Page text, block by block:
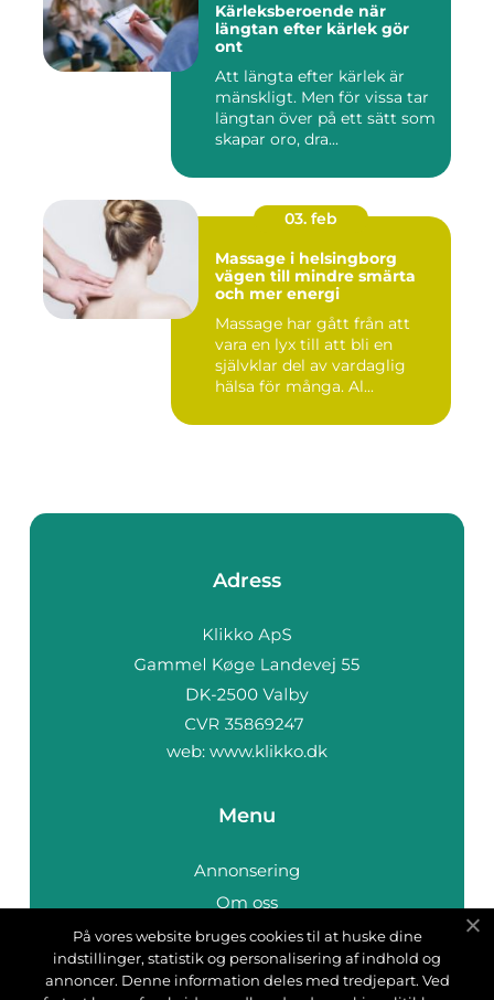
Kärleksberoende när
längtan efter kärlek gör
ont
Att längta efter kärlek är
mänskligt. Men för vissa tar
längtan över på ett sätt som
skapar oro, dra...
03. feb
Massage i helsingborg
vägen till mindre smärta
och mer energi
Massage har gått från att
vara en lyx till att bli en
självklar del av vardaglig
hälsa för många. Al...
Adress
web: www.klikko.dk
Menu
Annonsering
Om oss
Cookies
Kontakta oss
På vores website bruges cookies til at huske dine
indstillinger, statistik og personalisering af indhold og
annoncer. Denne information deles med tredjepart. Ved